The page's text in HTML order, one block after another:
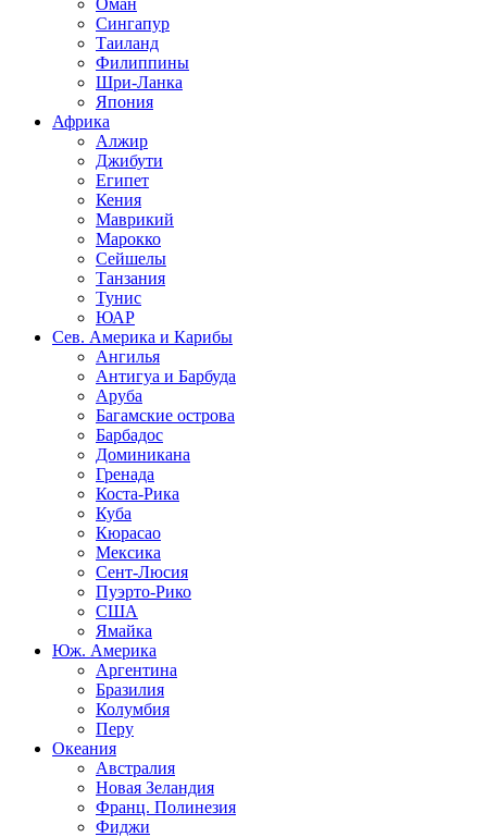
Оман
Сингапур
Таиланд
Филиппины
Шри-Ланка
Япония
Африка
Алжир
Джибути
Египет
Кения
Маврикий
Марокко
Сейшелы
Танзания
Тунис
ЮАР
Сев. Америка и Карибы
Ангилья
Антигуа и Барбуда
Аруба
Багамские острова
Барбадос
Доминикана
Гренада
Коста-Рика
Куба
Кюрасао
Мексика
Сент-Люсия
Пуэрто-Рико
США
Ямайка
Юж. Америка
Аргентина
Бразилия
Колумбия
Перу
Океания
Австралия
Новая Зеландия
Франц. Полинезия
Фиджи